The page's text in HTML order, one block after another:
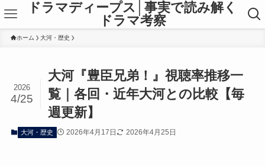
ドラマディープス│事実で読み解く
ドラマ考察
ホーム 大河・歴史
大河『豊臣兄弟！』視聴率推移一
覧｜各回・近年大河との比較【毎
週更新】
2026
4/25
大河・歴史 2026年4月17日 2026年4月25日